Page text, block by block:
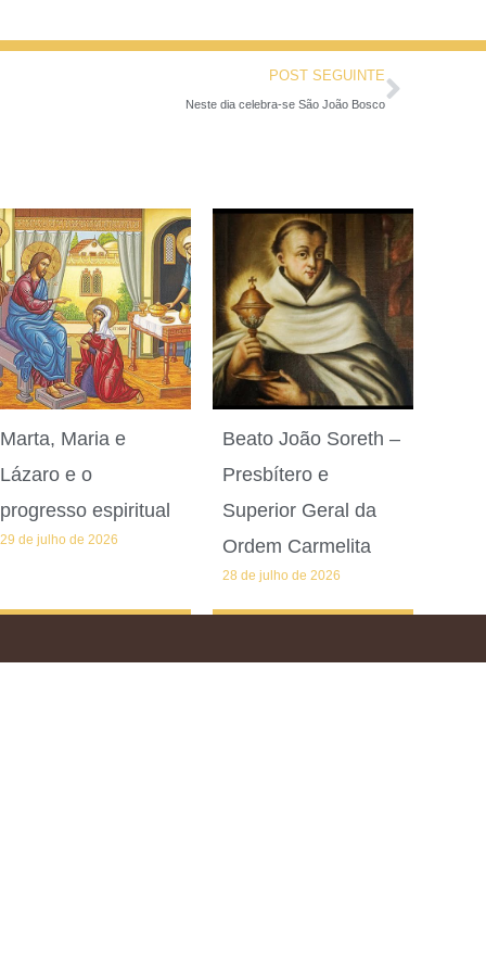
POST SEGUINTE
Neste dia celebra-se São João Bosco
Marta, Maria e
Lázaro e o
progresso espiritual
29 de julho de 2026
Beato João Soreth –
Presbítero e
Superior Geral da
Ordem Carmelita
28 de julho de 2026